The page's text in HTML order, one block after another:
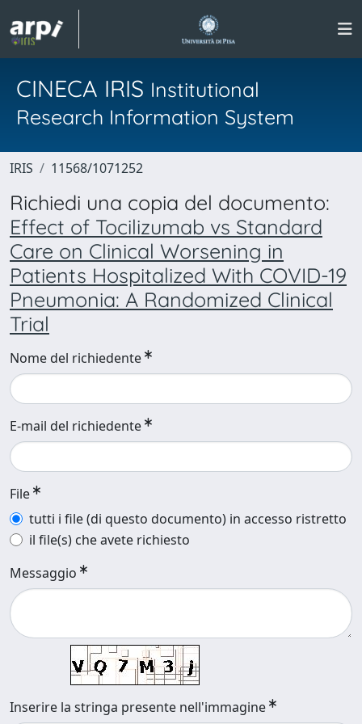
CINECA IRIS Institutional
Research Information System
IRIS 11568/1071252
Richiedi una copia del documento:
Effect of Tocilizumab vs Standard
Care on Clinical Worsening in
Patients Hospitalized With COVID-19
Pneumonia: A Randomized Clinical
Trial
Nome del richiedente
E-mail del richiedente
File
tutti i file (di questo documento) in accesso ristretto
il file(s) che avete richiesto
Messaggio
Inserire la stringa presente nell'immagine